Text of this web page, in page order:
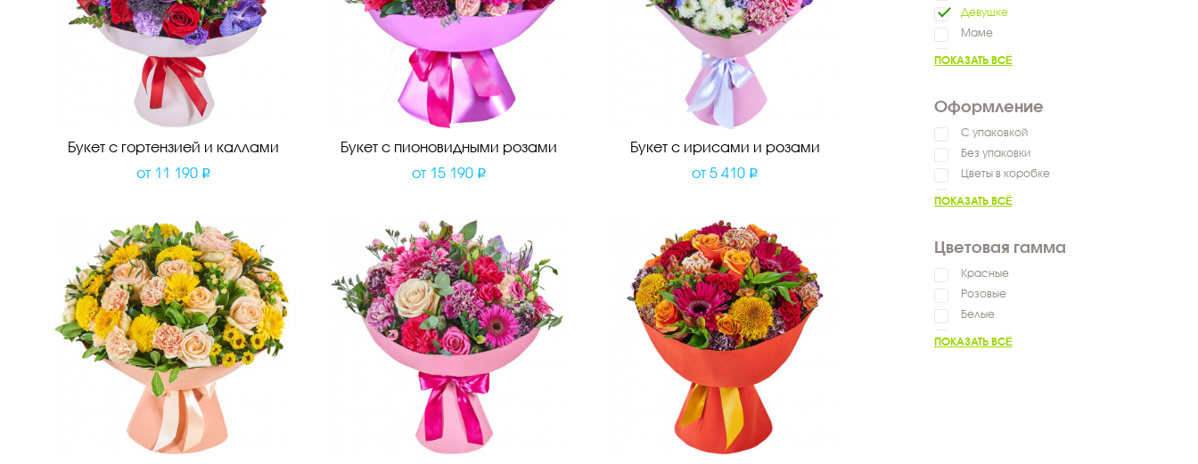
Букет с гортензией и каллами
от 11 190
Букет с пионовидными розами
от 15 190
Букет с ирисами и розами
от 5 410
Девушке
Маме
Мужчине
ПОКАЗАТЬ ВСЁ
Оформление
С упаковкой
Без упаковки
Цветы в коробке
Цветы в ящике
ПОКАЗАТЬ ВСЁ
Цветовая гамма
Красные
Розовые
Белые
ПОКАЗАТЬ ВСЁ